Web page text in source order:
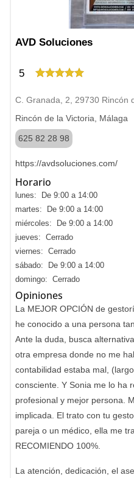
AVD Soluciones
5
C. Granada, 2, 29730 Rincón
Rincón de la Victoria, Málaga
625 82 28 98
https://avdsoluciones.com/
Horario
lunes: De 9:00 a 14:00
martes: De 9:00 a 14:00
miércoles: De 9:00 a 14:00
jueves: Cerrado
viernes: Cerrado
sábado: De 9:00 a 14:00
domingo: Cerrado
Opiniones
La MEJOR OPCIÓN de
he conocido a una persona
Ante la duda, busca
otra empresa donde no me
contabilidad estaba mal,
consciente. Y Sonia me lo ha
profesional y mejor persona.
implicada. El trato con tu
pareja o un médico, ella me
RECOMIENDO 100%.
La atención, dedicación, el